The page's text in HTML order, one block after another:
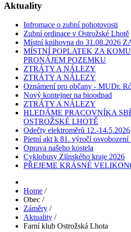
Aktuality
Infromace o zubní pohotovosti
Zubní ordinace v Ostrožské Lhotě
Místní knihovna do 31.08.2026
MÍSTNÍ POPLATEK ZA
PRONÁJEM POZEMKU
ZTRÁTY A NÁLEZY
ZTRÁTY A NÁLEZY
Oznámení pro občany - MUDr.
Nový kontejner na bioodpad
ZTRÁTY A NÁLEZY
HLEDÁME PRACOVNÍKA
OSTROŽSKÉ LHOTĚ
Odečty elektroměrů 12.-14.5.2026
Pietní akt k 81. výročí osvobození
Oprava našeho kostela
Cyklobusy Zlínského kraje 2026
PŘEJEME KRÁSNÉ
Home /
Obec /
Záměry /
Aktuality /
Farní klub Ostrožská Lhota